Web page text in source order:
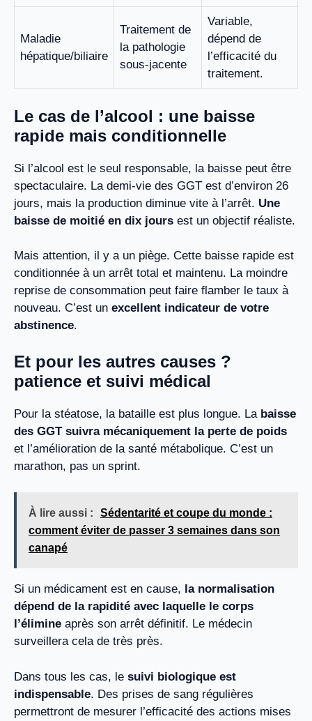
Maladie
hépatique/biliaire
Traitement de
la pathologie
sous-jacente
Variable,
dépend de
l’efficacité du
traitement.
Le cas de l’alcool : une baisse
rapide mais conditionnelle
Si l’alcool est le seul responsable, la baisse peut être
spectaculaire. La demi-vie des GGT est d’environ 26
jours, mais la production diminue vite à l’arrêt. Une
baisse de moitié en dix jours est un objectif réaliste.
Mais attention, il y a un piège. Cette baisse rapide est
conditionnée à un arrêt total et maintenu. La moindre
reprise de consommation peut faire flamber le taux à
nouveau. C’est un excellent indicateur de votre
abstinence.
Et pour les autres causes ?
patience et suivi médical
Pour la stéatose, la bataille est plus longue. La baisse
des GGT suivra mécaniquement la perte de poids
et l’amélioration de la santé métabolique. C’est un
marathon, pas un sprint.
À lire aussi :
Sédentarité et coupe du monde :
comment éviter de passer 3 semaines dans son
canapé
Si un médicament est en cause, la normalisation
dépend de la rapidité avec laquelle le corps
l’élimine après son arrêt définitif. Le médecin
surveillera cela de très près.
Dans tous les cas, le suivi biologique est
indispensable. Des prises de sang régulières
permettront de mesurer l’efficacité des actions mises